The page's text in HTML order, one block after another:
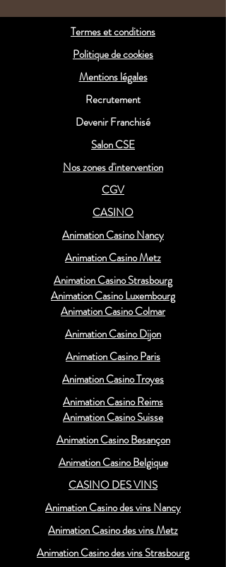
Termes et conditions
Politique de cookies
Mentions légales
Recrutement
Devenir Franchisé
Salon CSE
Nos zones d'intervention
CGV
CASINO
Animation Casino Nancy
Animation Casino Metz
Animation Casino Strasbourg
Animation Casino Luxembourg
Animation Casino Colmar
Animation Casino Dijon
Animation Casino Paris
Animation Casino Troyes
Animation Casino Reims
Animation Casino Suisse
Animation Casino Besançon
Animation Casino Belgique
CASINO DES VINS
Animation Casino des vins Nancy
Animation Casino des vins Metz
Animation Casino des vins Strasbourg